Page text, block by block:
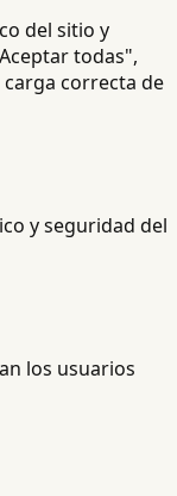
del sitio y
todas",
correcta de
y seguridad del
los usuarios